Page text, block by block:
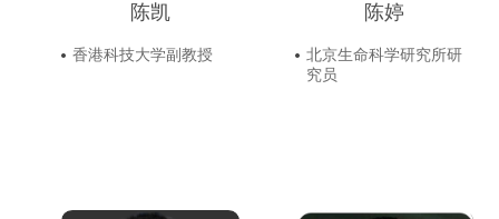
陈凯
香港科技大学副教授
陈婷
北京生命科学研究所研
究员